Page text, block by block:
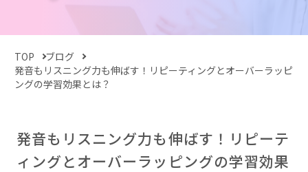
TOP
ブログ
発音もリスニング力も伸ばす！リピーティングとオーバーラッピ
ングの学習効果とは？
発音もリスニング力も伸ばす！リピーテ
ィングとオーバーラッピングの学習効果